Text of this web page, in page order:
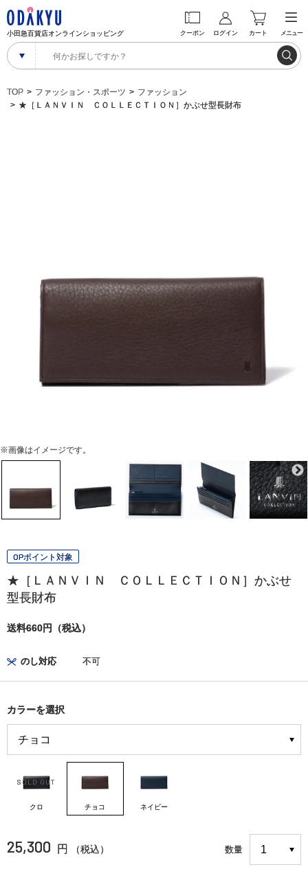
小田急百貨店オンラインショッピング クーポン ログイン カート メニュー
TOP ファッション・スポーツ
ファッション
★［ＬＡＮＶＩＮ ＣＯＬＬＥＣＴＩＯＮ］かぶせ型長財布
※画像はイメージです。
OPポイント対象
★［ＬＡＮＶＩＮ ＣＯＬＬＥＣＴＩＯＮ］かぶせ
型長財布
送料660円（税込）
のし対応 不可
カラーを選択
クロ チョコ ネイビー
25,300 円 （税込） 数量